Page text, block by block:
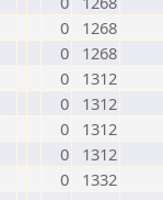
0
1268
0
1268
0
1312
0
1312
0
1312
0
1312
0
1332